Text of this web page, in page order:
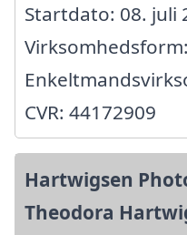
Startdato: 08. juli
Virksomhedsform:
CVR: 44172909
Hartwigsen
Theodora